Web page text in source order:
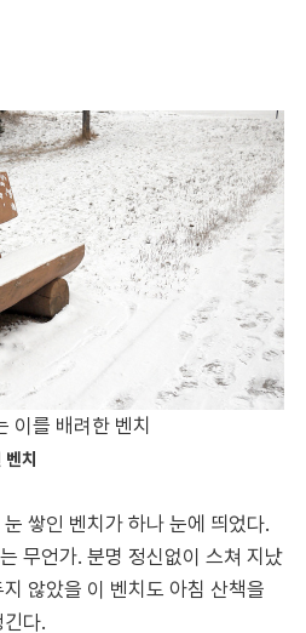
이를 배려한 벤치
치
쌓인 벤치가 하나 눈에 띄었다.
무언가. 분명 정신없이 스쳐 지났
않았을 이 벤치도 아침 산책을
다.